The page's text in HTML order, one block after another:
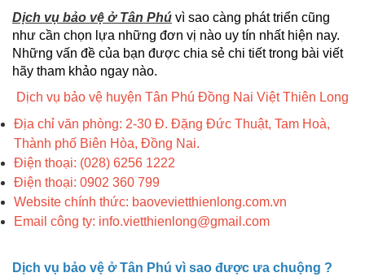
Dịch vụ bảo vệ ở Tân Phú vì sao càng phát triển cũng
như cần chọn lựa những đơn vị nào uy tín nhất hiện nay.
Những vấn đề của bạn được chia sẻ chi tiết trong bài viết
hãy tham khảo ngay nào.
Dịch vụ bảo vệ huyện Tân Phú Đồng Nai Việt Thiên Long
Địa chỉ văn phòng: 2-30 Đ. Đặng Đức Thuật, Tam Hoà,
Thành phố Biên Hòa, Đồng Nai.
Điện thoại: (028) 6256 1222
Điện thoại: 0902 360 799
Website chính thức: baovevietthienlong.com.vn
Email công ty: info.vietthienlong@gmail.com
Dịch vụ bảo vệ ở Tân Phú vì sao được ưa chuộng ?